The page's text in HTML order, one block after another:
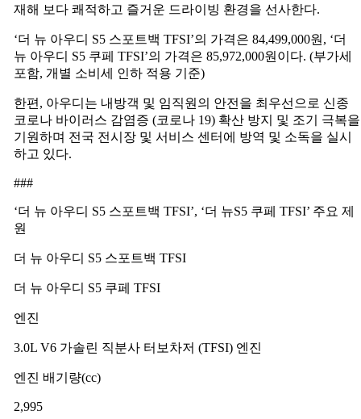
재해 보다 쾌적하고 즐거운 드라이빙 환경을 선사한다.
‘더 뉴 아우디 S5 스포트백 TFSI’의 가격은 84,499,000원, ‘더
뉴 아우디 S5 쿠페 TFSI’의 가격은 85,972,000원이다. (부가세
포함, 개별 소비세 인하 적용 기준)
한편, 아우디는 내방객 및 임직원의 안전을 최우선으로 신종
코로나 바이러스 감염증 (코로나 19) 확산 방지 및 조기 극복을
기원하며 전국 전시장 및 서비스 센터에 방역 및 소독을 실시
하고 있다.
###
‘더 뉴 아우디 S5 스포트백 TFSI’, ‘더 뉴S5 쿠페 TFSI’ 주요 제
원
더 뉴 아우디 S5 스포트백 TFSI
더 뉴 아우디 S5 쿠페 TFSI
엔진
3.0L V6 가솔린 직분사 터보차저 (TFSI) 엔진
엔진 배기량(cc)
2,995